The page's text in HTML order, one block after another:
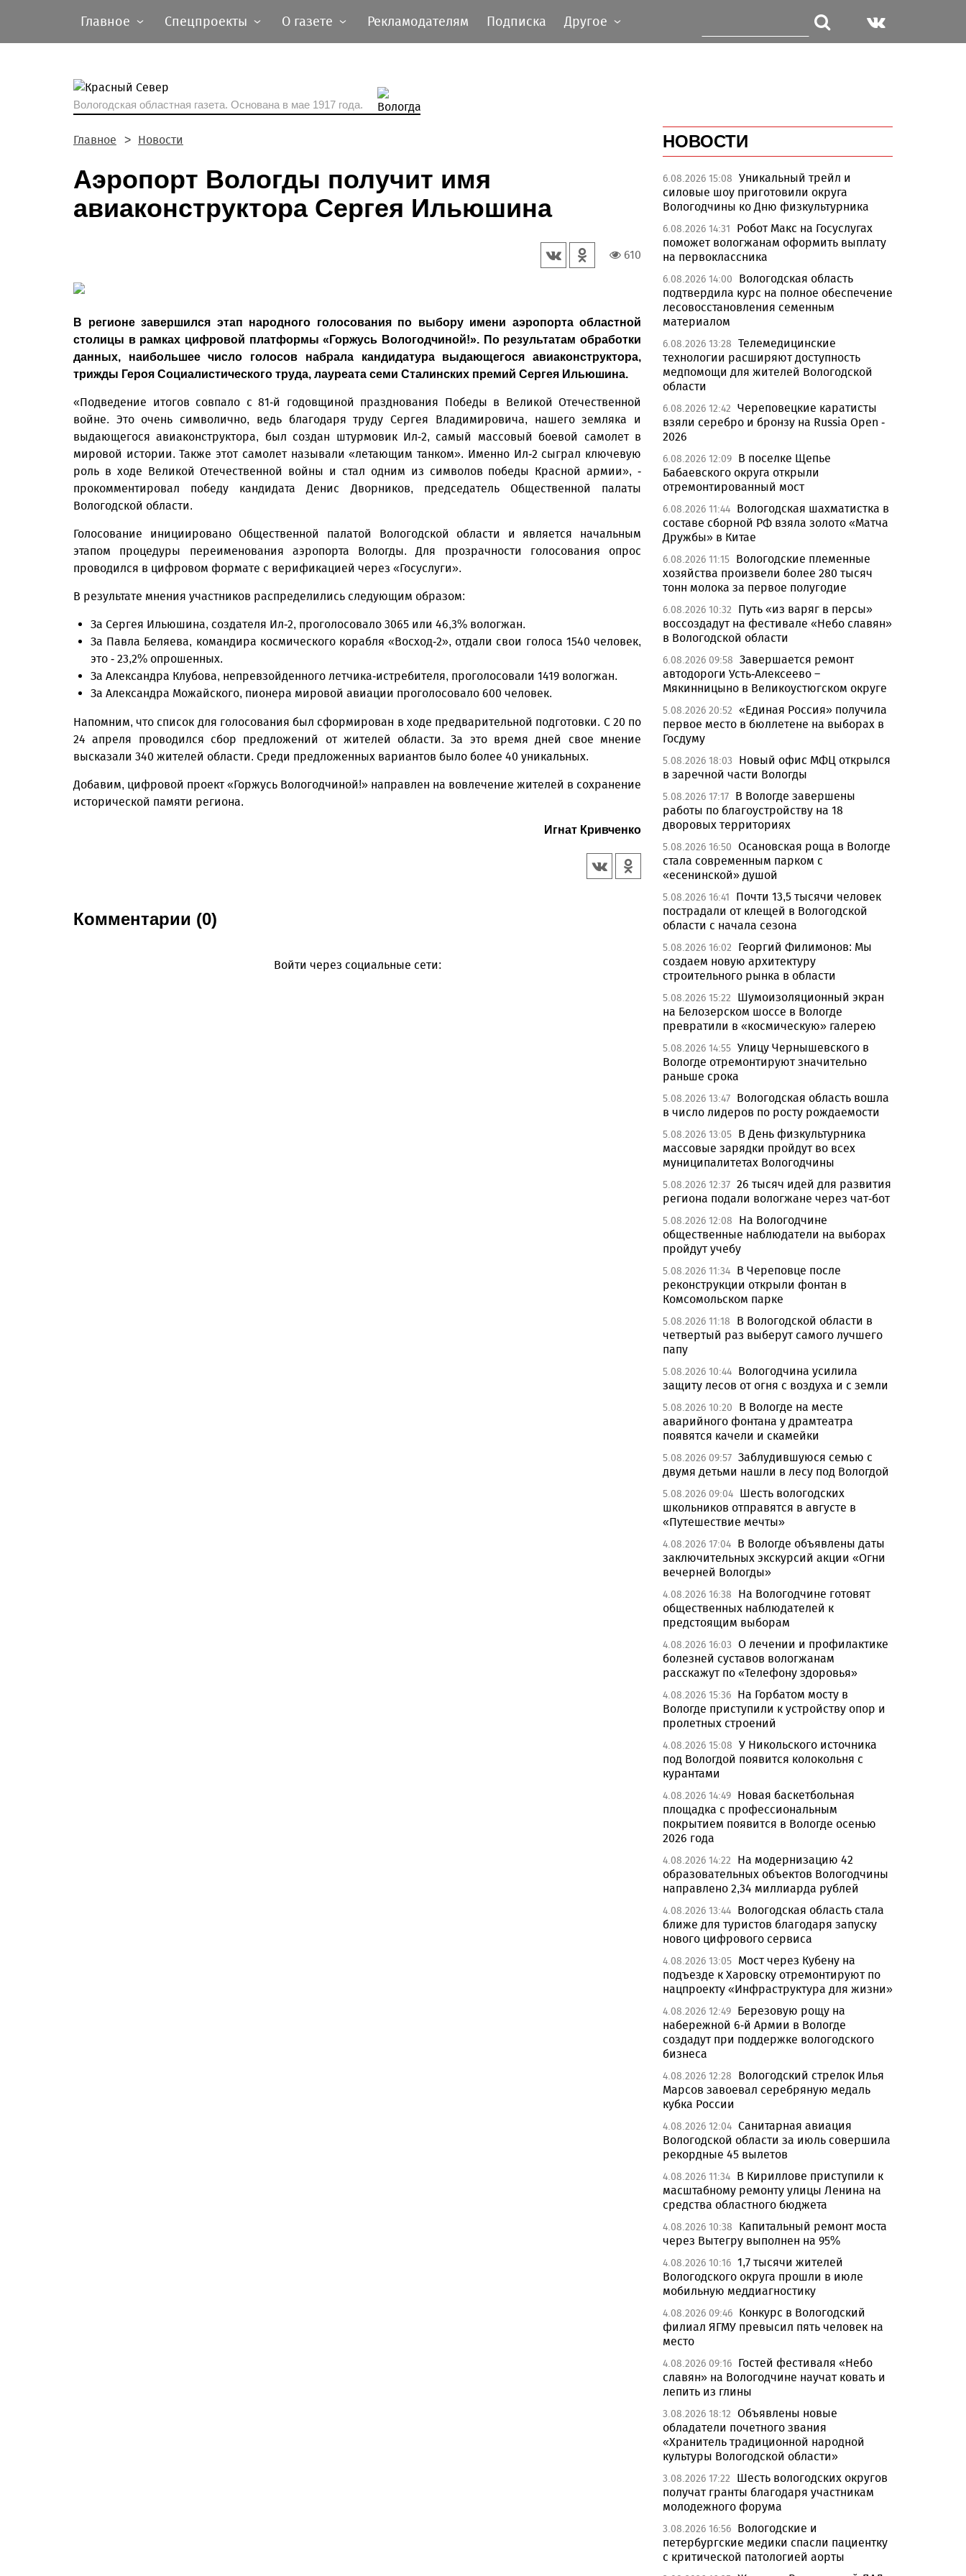
Главное Спецпроекты О газете Рекламодателям Подписка Другое
Вологодская областная газета. Основана в мае 1917 года.
Главное Новости
Аэропорт Вологды получит имя
авиаконструктора Сергея Ильюшина
610
В регионе завершился этап народного голосования по выбору имени аэропорта областной
столицы в рамках цифровой платформы «Горжусь Вологодчиной!». По результатам обработки
данных, наибольшее число голосов набрала кандидатура выдающегося авиаконструктора,
трижды Героя Социалистического труда, лауреата семи Сталинских премий Сергея Ильюшина.
«Подведение итогов совпало с 81-й годовщиной празднования Победы в Великой Отечественной
войне. Это очень символично, ведь благодаря труду Сергея Владимировича, нашего земляка и
выдающегося авиаконструктора, был создан штурмовик Ил-2, самый массовый боевой самолет в
мировой истории. Также этот самолет называли «летающим танком». Именно Ил-2 сыграл ключевую
роль в ходе Великой Отечественной войны и стал одним из символов победы Красной армии», -
прокомментировал победу кандидата Денис Дворников, председатель Общественной палаты
Вологодской области.
Голосование инициировано Общественной палатой Вологодской области и является начальным
этапом процедуры переименования аэропорта Вологды. Для прозрачности голосования опрос
проводился в цифровом формате с верификацией через «Госуслуги».
В результате мнения участников распределились следующим образом:
За Сергея Ильюшина, создателя Ил-2, проголосовало 3065 или 46,3% вологжан.
За Павла Беляева, командира космического корабля «Восход-2», отдали свои голоса 1540 человек,
это - 23,2% опрошенных.
За Александра Клубова, непревзойденного летчика-истребителя, проголосовали 1419 вологжан.
За Александра Можайского, пионера мировой авиации проголосовало 600 человек.
Напомним, что список для голосования был сформирован в ходе предварительной подготовки. С 20 по
24 апреля проводился сбор предложений от жителей области. За это время дней свое мнение
высказали 340 жителей области. Среди предложенных вариантов было более 40 уникальных.
Добавим, цифровой проект «Горжусь Вологодчиной!» направлен на вовлечение жителей в сохранение
исторической памяти региона.
Игнат Кривченко
Комментарии (0)
Войти через социальные сети:
НОВОСТИ
6.08.2026 15:08 Уникальный трейл и
силовые шоу приготовили округа
Вологодчины ко Дню физкультурника
6.08.2026 14:31
Робот Макс на Госуслугах
поможет вологжанам оформить выплату
на первоклассника
6.08.2026 14:00
Вологодская область
подтвердила курс на полное обеспечение
лесовосстановления семенным
материалом
6.08.2026 13:28 Телемедицинские
технологии расширяют доступность
медпомощи для жителей Вологодской
области
6.08.2026 12:42 Череповецкие каратисты
взяли серебро и бронзу на Russia Open -
2026
6.08.2026 12:09 В поселке Щепье
Бабаевского округа открыли
отремонтированный мост
6.08.2026 11:44 Вологодская шахматистка в
составе сборной РФ взяла золото «Матча
Дружбы» в Китае
6.08.2026 11:15 Вологодские племенные
хозяйства произвели более 280 тысяч
тонн молока за первое полугодие
6.08.2026 10:32
Путь «из варяг в персы»
воссоздадут на фестивале «Небо славян»
в Вологодской области
6.08.2026 09:58 Завершается ремонт
автодороги Усть-Алексеево –
Мякинницыно в Великоустюгском округе
5.08.2026 20:52 «Единая Россия» получила
первое место в бюллетене на выборах в
Госдуму
5.08.2026 18:03
Новый офис МФЦ открылся
в заречной части Вологды
5.08.2026 17:17 В Вологде завершены
работы по благоустройству на 18
дворовых территориях
5.08.2026 16:50 Осановская роща в Вологде
стала современным парком с
«есенинской» душой
5.08.2026 16:41
Почти 13,5 тысячи человек
пострадали от клещей в Вологодской
области с начала сезона
5.08.2026 16:02
Георгий Филимонов: Мы
создаем новую архитектуру
строительного рынка в области
5.08.2026 15:22
Шумоизоляционный экран
на Белозерском шоссе в Вологде
превратили в «космическую» галерею
5.08.2026 14:55 Улицу Чернышевского в
Вологде отремонтируют значительно
раньше срока
5.08.2026 13:47 Вологодская область вошла
в число лидеров по росту рождаемости
5.08.2026 13:05 В День физкультурника
массовые зарядки пройдут во всех
муниципалитетах Вологодчины
5.08.2026 12:37 26 тысяч идей для развития
региона подали вологжане через чат-бот
5.08.2026 12:08
На Вологодчине
общественные наблюдатели на выборах
пройдут учебу
5.08.2026 11:34 В Череповце после
реконструкции открыли фонтан в
Комсомольском парке
5.08.2026 11:18
В Вологодской области в
четвертый раз выберут самого лучшего
папу
5.08.2026 10:44 Вологодчина усилила
защиту лесов от огня с воздуха и с земли
5.08.2026 10:20
В Вологде на месте
аварийного фонтана у драмтеатра
появятся качели и скамейки
5.08.2026 09:57 Заблудившуюся семью с
двумя детьми нашли в лесу под Вологдой
5.08.2026 09:04 Шесть вологодских
школьников отправятся в августе в
«Путешествие мечты»
4.08.2026 17:04 В Вологде объявлены даты
заключительных экскурсий акции «Огни
вечерней Вологды»
4.08.2026 16:38
На Вологодчине готовят
общественных наблюдателей к
предстоящим выборам
4.08.2026 16:03 О лечении и профилактике
болезней суставов вологжанам
расскажут по «Телефону здоровья»
4.08.2026 15:36 На Горбатом мосту в
Вологде приступили к устройству опор и
пролетных строений
4.08.2026 15:08 У Никольского источника
под Вологдой появится колокольня с
курантами
4.08.2026 14:49 Новая баскетбольная
площадка с профессиональным
покрытием появится в Вологде осенью
2026 года
4.08.2026 14:22
На модернизацию 42
образовательных объектов Вологодчины
направлено 2,34 миллиарда рублей
4.08.2026 13:44 Вологодская область стала
ближе для туристов благодаря запуску
нового цифрового сервиса
4.08.2026 13:05 Мост через Кубену на
подъезде к Харовску отремонтируют по
нацпроекту «Инфраструктура для жизни»
4.08.2026 12:49 Березовую рощу на
набережной 6-й Армии в Вологде
создадут при поддержке вологодского
бизнеса
4.08.2026 12:28
Вологодский стрелок Илья
Марсов завоевал серебряную медаль
кубка России
4.08.2026 12:04 Санитарная авиация
Вологодской области за июль совершила
рекордные 45 вылетов
4.08.2026 11:34 В Кириллове приступили к
масштабному ремонту улицы Ленина на
средства областного бюджета
4.08.2026 10:38
Капитальный ремонт моста
через Вытегру выполнен на 95%
4.08.2026 10:16 1,7 тысячи жителей
Вологодского округа прошли в июле
мобильную меддиагностику
4.08.2026 09:46 Конкурс в Вологодский
филиал ЯГМУ превысил пять человек на
место
4.08.2026 09:16 Гостей фестиваля «Небо
славян» на Вологодчине научат ковать и
лепить из глины
3.08.2026 18:12 Объявлены новые
обладатели почетного звания
«Хранитель традиционной народной
культуры Вологодской области»
3.08.2026 17:22
Шесть вологодских округов
получат гранты благодаря участникам
молодежного форума
3.08.2026 16:56 Вологодские и
петербургские медики спасли пациентку
с критической патологией аорты